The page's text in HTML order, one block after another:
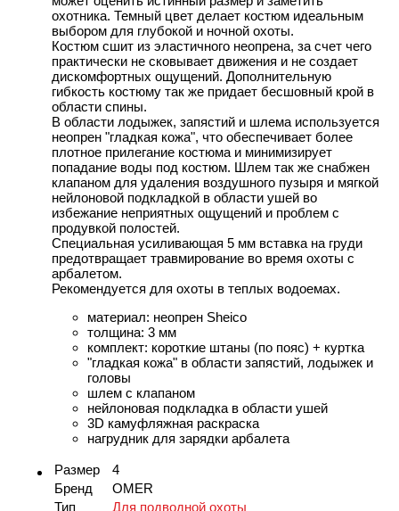
охотника. Темный цвет делает костюм идеальным
выбором для глубокой и ночной охоты.
Костюм сшит из эластичного неопрена, за счет чего
практически не сковывает движения и не создает
дискомфортных ощущений. Дополнительную
гибкость костюму так же придает бесшовный крой в
области спины.
В области лодыжек, запястий и шлема используется
неопрен "гладкая кожа", что обеспечивает более
плотное прилегание костюма и минимизирует
попадание воды под костюм. Шлем так же снабжен
клапаном для удаления воздушного пузыря и мягкой
нейлоновой подкладкой в области ушей во
избежание неприятных ощущений и проблем с
продувкой полостей.
Специальная усиливающая 5 мм вставка на груди
предотвращает травмирование во время охоты с
арбалетом.
Рекомендуется для охоты в теплых водоемах.
материал: неопрен Sheico
толщина: 3 мм
комплект: короткие штаны (по пояс) + куртка
"гладкая кожа" в области запястий, лодыжек и
головы
шлем с клапаном
нейлоновая подкладка в области ушей
3D камуфляжная раскраска
нагрудник для зарядки арбалета
Размер
4
Бренд
OMER
Тип
Для подводной охоты